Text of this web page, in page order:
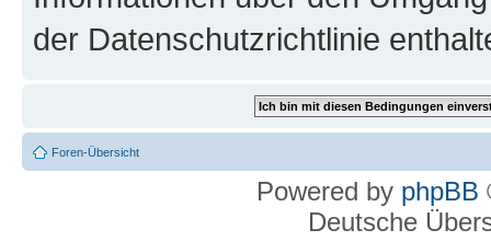
der Datenschutzrichtlinie
Foren-Übersicht
Powered by phpBB
Deutsche